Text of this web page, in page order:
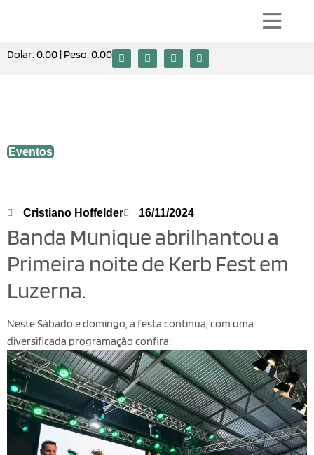
Dolar:0.00 | Peso:0.00
Eventos
Cristiano Hoffelder 16/11/2024
Banda Munique abrilhantou a
Primeira noite de Kerb Fest em
Luzerna.
Neste Sábado e domingo, a festa continua, com uma
diversificada programação confira: